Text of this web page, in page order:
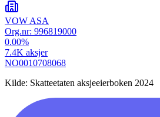
VOW ASA
Org.nr: 996819000
0.00%
7.4K aksjer
NO0010708068
Kilde: Skatteetaten aksjeeierboken 2024